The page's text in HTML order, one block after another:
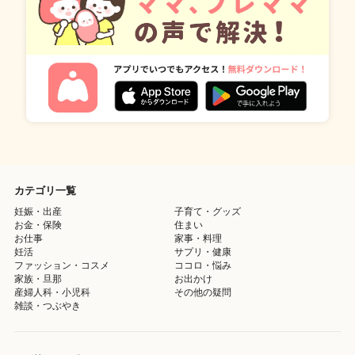
カテゴリ一覧
妊娠・出産
子育て・グッズ
お金・保険
住まい
お仕事
家事・料理
妊活
サプリ・健康
ファッション・コスメ
ココロ・悩み
家族・旦那
お出かけ
産婦人科・小児科
その他の疑問
雑談・つぶやき